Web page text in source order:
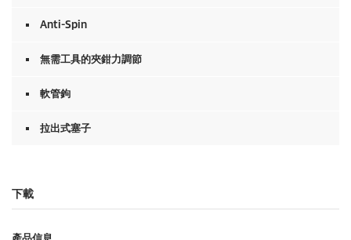
Anti-Spin
無需工具的夾鉗力調節
軟管鉤
拉出式塞子
下載